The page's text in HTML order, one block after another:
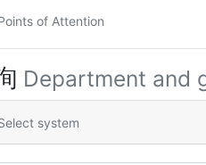
of Attention
Department and
system